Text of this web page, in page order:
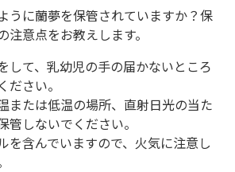
うに蘭夢を保管されていますか？保
注意点をお教えします。
して、乳幼児の手の届かないところ
ださい。
または低温の場所、直射日光の当た
管しないでください。
を含んでいますので、火気に注意し